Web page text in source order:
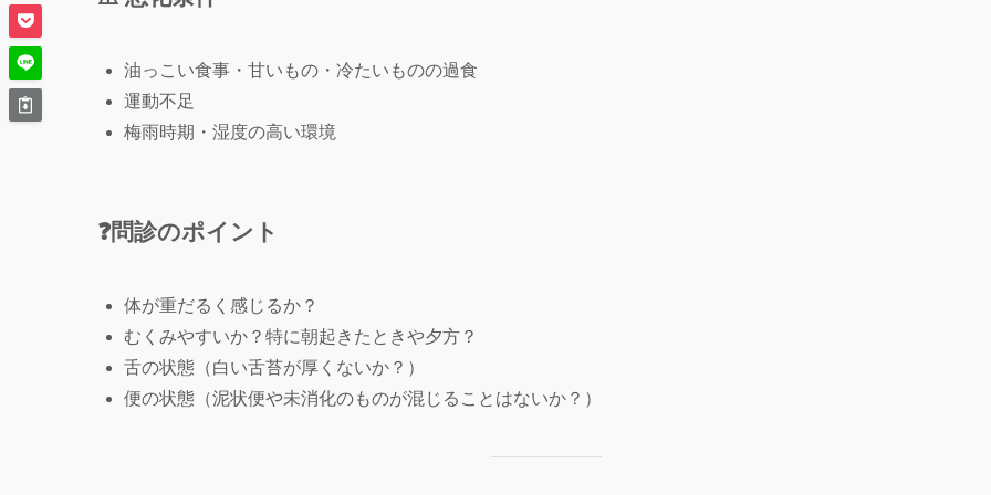
油っこい食事・甘いもの・冷たいものの過食
運動不足
梅雨時期・湿度の高い環境
❓問診のポイント
体が重だるく感じるか？
むくみやすいか？特に朝起きたときや夕方？
舌の状態（白い舌苔が厚くないか？）
便の状態（泥状便や未消化のものが混じることはないか？）